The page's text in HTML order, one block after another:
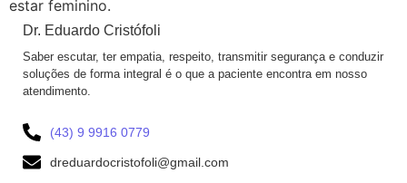
Dr. Eduardo Cristófoli
Saber escutar, ter empatia, respeito, transmitir segurança e conduzir
soluções de forma integral é o que a paciente encontra em nosso
atendimento.
(43) 9 9916 0779
dreduardocristofoli@gmail.com